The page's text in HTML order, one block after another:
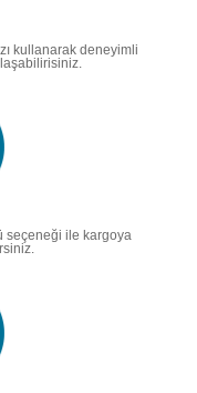
kullanarak deneyimli
seçeneği ile kargoya